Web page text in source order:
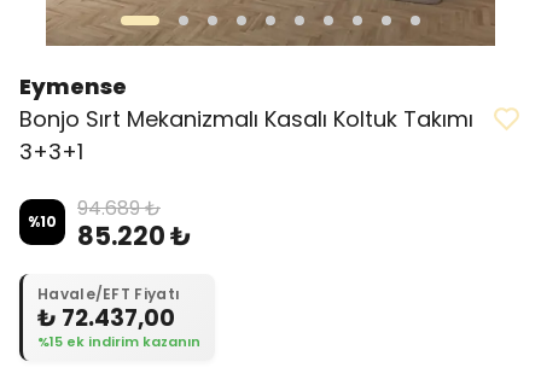
Eymense
Bonjo Sırt Mekanizmalı Kasalı Koltuk Takımı
3+3+1
%10 94.689 ₺
85.220 ₺
Havale/EFT Fiyatı
₺ 72.437,00
%15 ek indirim kazanın